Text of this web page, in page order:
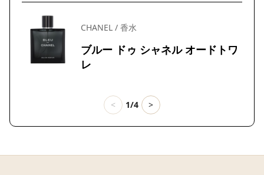
CHANEL / 香水
ブルー ドゥ シャネル オードトワ
レ
< 1/4 >